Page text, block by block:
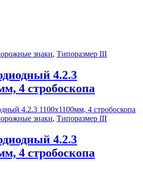
знаки, Типоразмер III
4.2.3
4 стробоскопа
знаки, Типоразмер III
4.2.3
4 стробоскопа